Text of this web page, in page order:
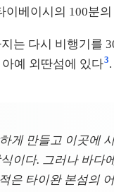
이베이시의 100분
는 다시 비행기를
예 외딴섬에 있다3.
게 만들고 이곳에
이다. 그러나 바다
은 타이완 본섬의